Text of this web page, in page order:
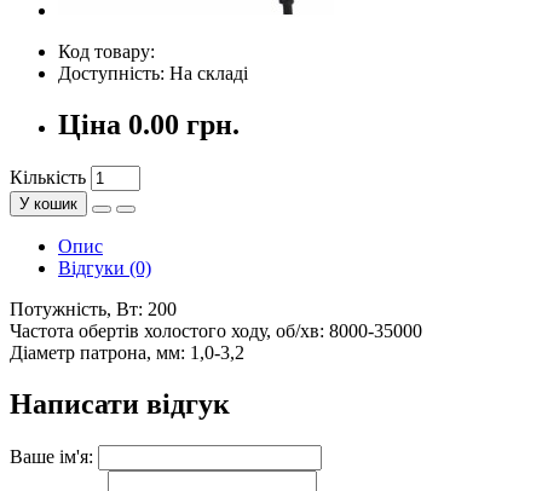
Код товару:
Доступність: На складі
Ціна 0.00 грн.
Кількість
У кошик
Опис
Відгуки (0)
Потужність, Вт: 200
Частота обертів холостого ходу, об/хв: 8000-35000
Діаметр патрона, мм: 1,0-3,2
Написати відгук
Ваше ім'я: